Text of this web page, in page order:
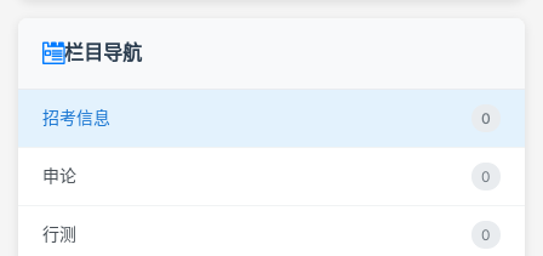
栏目导航
招考信息 0
申论 0
行测 0